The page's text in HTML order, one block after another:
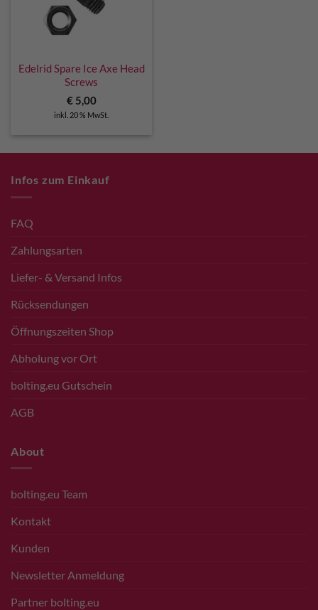
Edelrid Spare Ice Axe Head
Screws
€5,00
inkl. 20 % MwSt.
Infos zum Einkauf
FAQ
Zahlungsarten
Liefer- & Versand Infos
Rücksendungen
Öffnungszeiten Shop
Abholung vor Ort
bolting.eu Gutschein
AGB
About
bolting.eu Team
Kontakt
Kunden
Newsletter Anmeldung
Partner bolting.eu